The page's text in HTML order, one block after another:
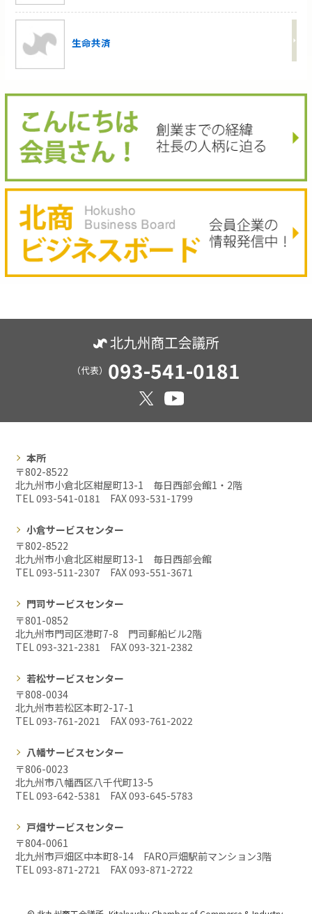
生命共済
（代表） 093-541-0181
本所
〒802-8522
北九州市小倉北区紺屋町13-1 毎日西部会館1・2階
TEL 093-541-0181 FAX093-531-1799
小倉サービスセンター
〒802-8522
北九州市小倉北区紺屋町13-1 毎日西部会館
TEL 093-511-2307 FAX093-551-3671
門司サービスセンター
〒801-0852
北九州市門司区港町7-8 門司郵船ビル2階
TEL 093-321-2381 FAX093-321-2382
若松サービスセンター
〒808-0034
北九州市若松区本町2-17-1
TEL 093-761-2021 FAX093-761-2022
八幡サービスセンター
〒806-0023
北九州市八幡西区八千代町13-5
TEL 093-642-5381 FAX093-645-5783
戸畑サービスセンター
〒804-0061
北九州市戸畑区中本町8-14 FARO戸畑駅前マンション3階
TEL 093-871-2721 FAX093-871-2722